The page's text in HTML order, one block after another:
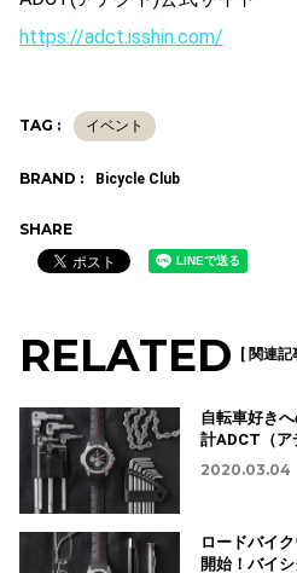
https://adct.isshin.com/
TAG : イベント
BRAND : Bicycle Club
SHARE
RELATED [ 関連記
自転車好き
計ADCT（ア
2020.03.04
ロードバイ
開始！バイ